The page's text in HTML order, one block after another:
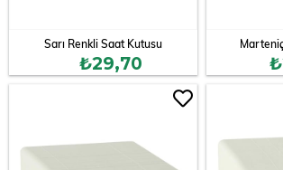
Sarı Renkli Saat Kutusu
₺29,70